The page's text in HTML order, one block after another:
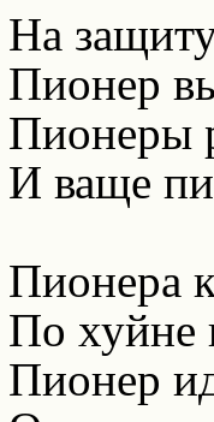
На
Пионер
Пионеры
И ваще
Пионера
По хуйне
Пионер